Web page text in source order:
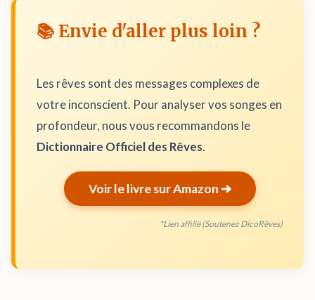
📚 Envie d'aller plus loin ?
Les rêves sont des messages complexes de
votre inconscient. Pour analyser vos songes en
profondeur, nous vous recommandons le
Dictionnaire Officiel des Rêves.
Voir le livre sur Amazon ➔
*Lien affilié (Soutenez DicoRêves)